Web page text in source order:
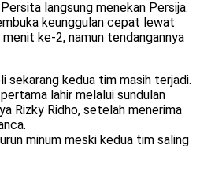
langsung menekan Persija.
keunggulan cepat lewat
ke-2, namun tendangannya
sekarang kedua tim masih terjadi.
lahir melalui sundulan
Rizky Ridho, setelah menerima
minum meski kedua tim saling